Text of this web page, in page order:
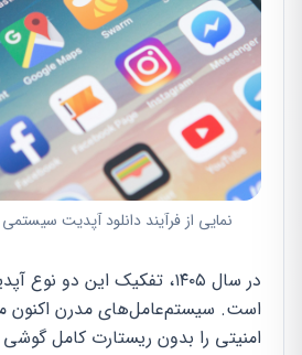
نمایی از فرآیند دانلود آپدیت
در سال ۱۴۰۵، تفکیک این دو
است. سیستم‌عامل‌های مدرن اکنون
امنیتی را بدون ریستارت کامل گوشی